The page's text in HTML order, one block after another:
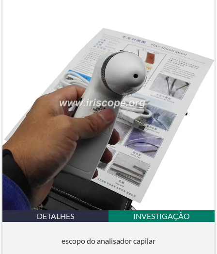
DETALHES INVESTIGAÇÃO
escopo do analisador capilar